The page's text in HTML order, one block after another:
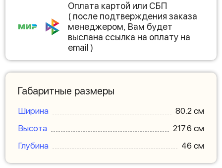
Оплата картой или СБП
( после подтверждения заказа
менеджером, Вам будет
выслана ссылка на оплату на
email )
Габаритные размеры
Ширина
80.2 см
Высота
217.6 см
Глубина
46 см